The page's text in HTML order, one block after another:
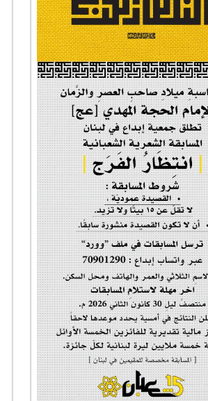
#بأمانة_موسى_بن_ج...
#إيران_حرم_فاطمة ...
| #فخر_المخدرات |
#صحيفة_المؤمن
إحتفالية #رياحين...
إحتفالية تكريم ا...
#فاطمة_روحي
مولد السيدة #الز�...
#أم_الشهداء
#النجم_الثاقب